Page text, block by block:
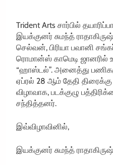
Trident Arts சார்பில்
இயக்குனர் சுமந்த்
செல்வன், பிரியா பவானி
ரொமான்ஸ் காமெடி ஜானரில்
“ஹாஸ்டல்”. அனைத்து
ஏப்ரல் 28 ஆம் தேதி
விழாவாக, படக்குழு
சந்தித்தனர்.
இவ்விழாவினில்,
இயக்குனர் சுமந்த்